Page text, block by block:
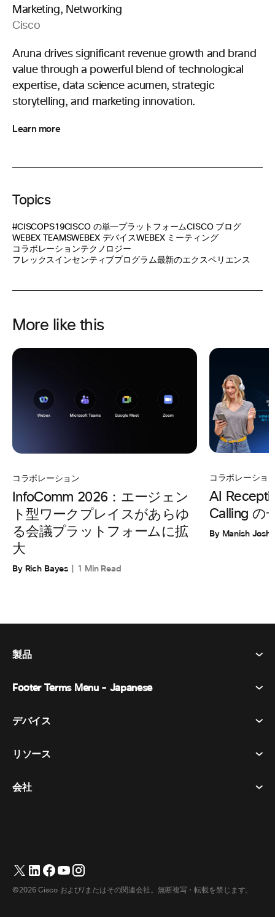
Marketing, Networking
Cisco
Aruna drives significant revenue growth and brand
value through a powerful blend of technological
expertise, data science acumen, strategic
storytelling, and marketing innovation.
Learn more
Topics
#CISCOPS19CISCO の単一プラットフォームCISCO ブログ
WEBEX TEAMSWEBEX デバイスWEBEX ミーティング
コラボレーションテクノロジー
フレックスインセンティブプログラム最新のエクスペリエンス
More like this
コラボレーション
InfoComm 2026：エージェン
ト型ワークプレイスがあらゆ
る会議プラットフォームに拡
大
By Rich Bayes 1 Min Read
コラボレーショ
AI
Calling の
By Manish Joshi
製品
Webex Suite
メッセージング
イベント
ホワイトボード
Footer Terms Menu - Japanese
利用規約
商標
Français(フランス語
デバイス​
ヘッドセット​
Phone シリーズ​
リソース
ダウンロード​
会社
サポートへのお問い合わせ
営業担当へのお問い合わせ
©2026 Cisco および/またはその関連会社。無断複写・転載を禁じます。